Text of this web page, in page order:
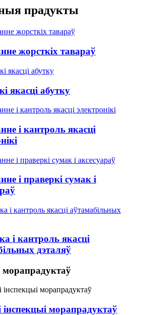
прадукты
жорсткіх тавараў
якасці абутку
і кантроль якасці
і праверкі сумак і
і кантроль якасці
дэталяў
морапрадуктаў
інспекцыі морапрадуктаў